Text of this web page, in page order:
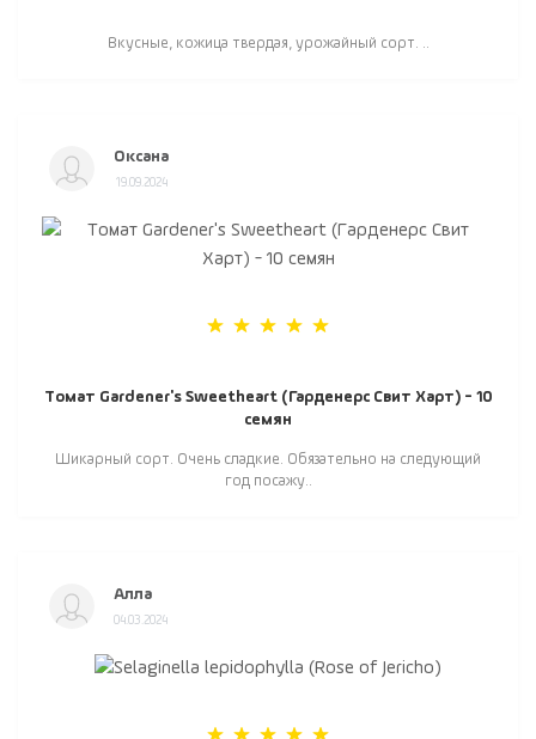
Вкусные, кожица твердая, урожайный сорт. ..
Оксана
19.09.2024
Томат Gardener's Sweetheart (Гарденерс Свит Харт) - 10
семян
Шикарный сорт. Очень сладкие. Обязательно на следующий
год посажу..
Алла
04.03.2024